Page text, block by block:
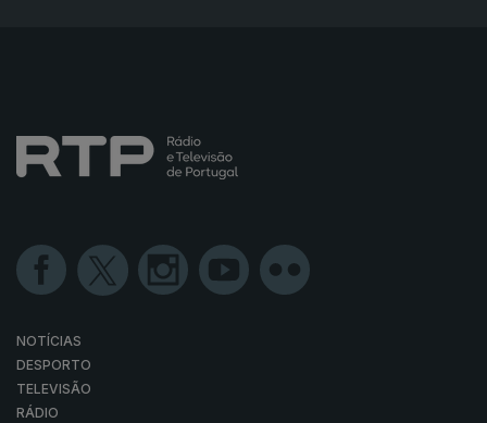
NOTÍCIAS
DESPORTO
TELEVISÃO
RÁDIO